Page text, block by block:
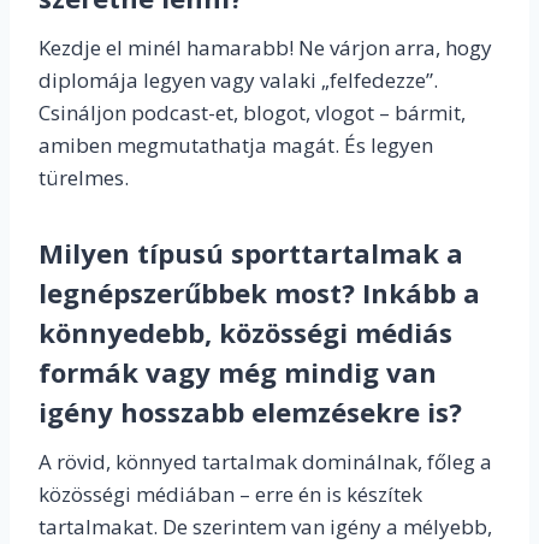
Kezdje el minél hamarabb! Ne várjon arra, hogy
diplomája legyen vagy valaki „felfedezze”.
Csináljon podcast-et, blogot, vlogot – bármit,
amiben megmutathatja magát. És legyen
türelmes.
Milyen típusú sporttartalmak a
legnépszerűbbek most? Inkább a
könnyedebb, közösségi médiás
formák vagy még mindig van
igény hosszabb elemzésekre is?
A rövid, könnyed tartalmak dominálnak, főleg a
közösségi médiában – erre én is készítek
tartalmakat. De szerintem van igény a mélyebb,